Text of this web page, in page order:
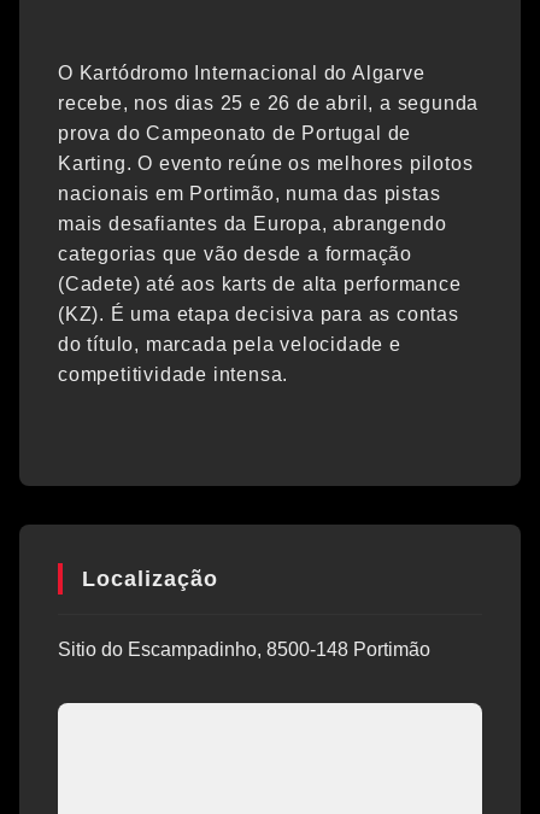
O Kartódromo Internacional do Algarve
recebe, nos dias 25 e 26 de abril, a segunda
prova do Campeonato de Portugal de
Karting. O evento reúne os melhores pilotos
nacionais em Portimão, numa das pistas
mais desafiantes da Europa, abrangendo
categorias que vão desde a formação
(Cadete) até aos karts de alta performance
(KZ). É uma etapa decisiva para as contas
do título, marcada pela velocidade e
competitividade intensa.
Localização
Sitio do Escampadinho, 8500-148 Portimão